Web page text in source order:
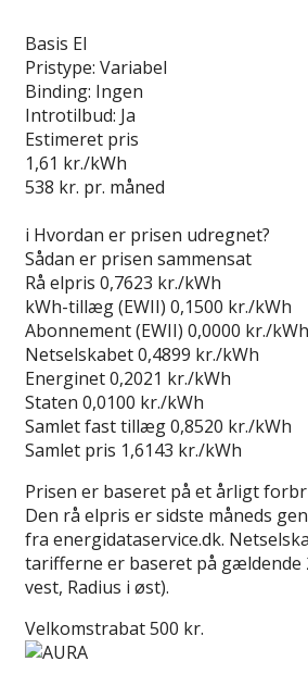
Basis El
Pristype: Variabel
Binding: Ingen
Introtilbud: Ja
Estimeret pris
1,61 kr./kWh
538 kr. pr. måned
i Hvordan er prisen udregnet?
Sådan er prisen sammensat
Rå elpris 0,7623 kr./kWh
kWh-tillæg (EWII) 0,1500 kr./kWh
Abonnement (EWII) 0,0000 kr./kWh
Netselskabet0,4899 kr./kWh
Energinet0,2021 kr./kWh
Staten 0,0100 kr./kWh
Samlet fast tillæg0,8520 kr./kWh
Samlet pris 1,6143 kr./kWh
Prisen er baseret på et årligt
Den rå elpris er sidste måneds
fra energidataservice.dk.
tarifferne er baseret på gældende
vest, Radius i øst).
Velkomstrabat 500 kr.